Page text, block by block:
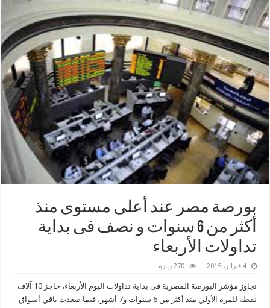
بورصة ‫‏مصر‬ عند أعلى مستوى منذ
أكثر من 6 سنوات و نصف فى بداية
تداولات الأربعاء
4 فبراير، 2015 270 زيارة
تجاوز مؤشر البورصة المصرية فى بداية تداولات اليوم الأربعاء، حاجز 10 آلاف
نقطة للمرة الأولي منذ أكثر من 6 سنوات و7 أشهر، فيما صعدت باقي أسواق